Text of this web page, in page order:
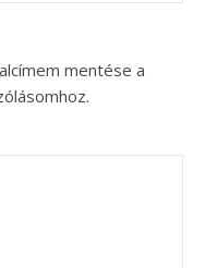
mentése a